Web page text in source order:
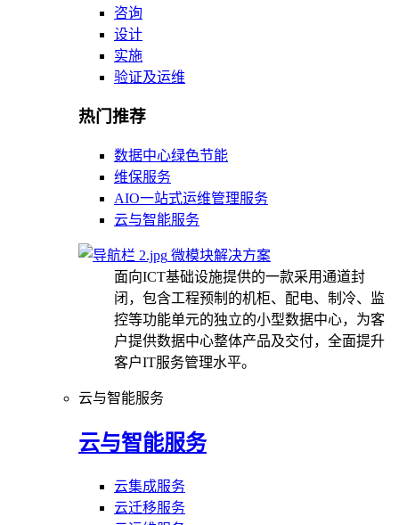
咨询
设计
实施
验证及运维
热门推荐
数据中心绿色节能
维保服务
AIO一站式运维管理服务
云与智能服务
微模块解决方案
面向ICT基础设施提供的一款采用通道封
闭，包含工程预制的机柜、配电、制冷、监
控等功能单元的独立的小型数据中心，为客
户提供数据中心整体产品及交付，全面提升
客户IT服务管理水平。
云与智能服务
云与智能服务
云集成服务
云迁移服务